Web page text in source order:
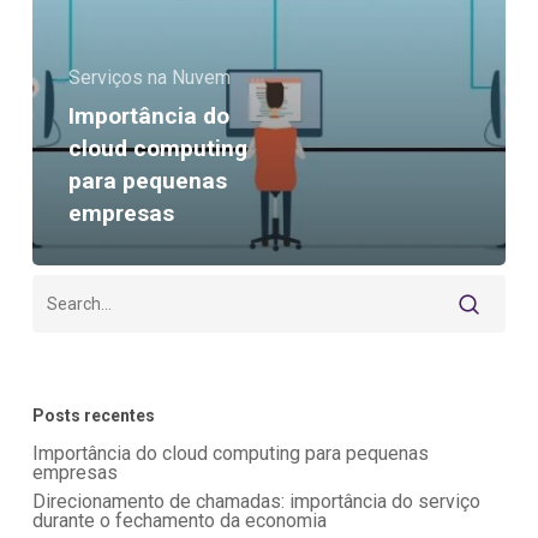
Serviços na Nuvem
Importância do
cloud computing
para pequenas
empresas
Posts recentes
Importância do cloud computing para pequenas
empresas
Direcionamento de chamadas: importância do serviço
durante o fechamento da economia